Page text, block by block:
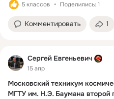
5 классов Поделились: 1
Комментировать 1
Сергей Евгеньевич
15 апр
Московский техникум
МГТУ им. Н.Э. Баумана второй